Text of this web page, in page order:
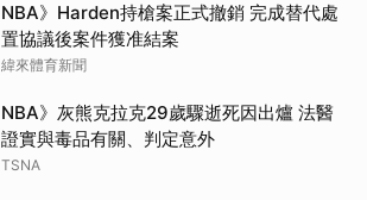
NBA》Harden持槍案正式撤銷 完成替代處
置協議後案件獲准結案
緯來體育新聞
NBA》灰熊克拉克29歲驟逝死因出爐 法醫
證實與毒品有關、判定意外
TSNA